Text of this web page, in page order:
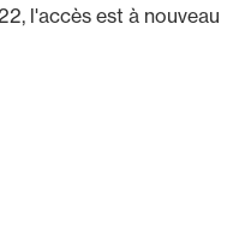
l'accès est à nouveau